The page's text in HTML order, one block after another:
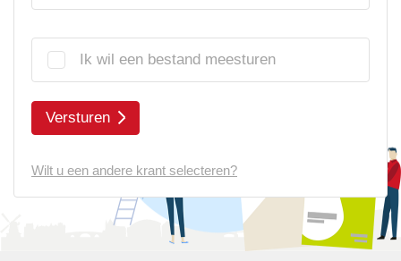
Ik wil een bestand meesturen
Versturen
Wilt u een andere krant selecteren?